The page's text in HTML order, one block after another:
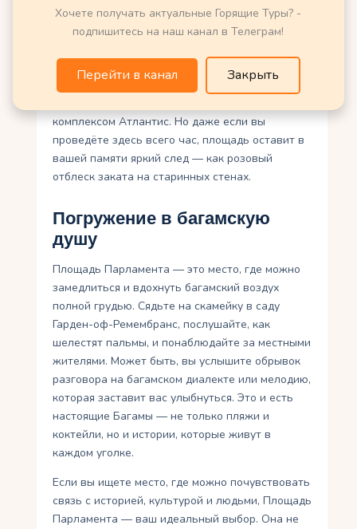
Для многих Площадь Парламента становится
приключения. Отсюда легко отправиться к
пляжам Кейбл-Бич, в подводный мир рифов или
комплексом Атлантис. Но даже если вы
проведёте здесь всего час, площадь оставит в
вашей памяти яркий след — как розовый
отблеск заката на старинных стенах.
Погружение в багамскую
душу
Площадь Парламента — это место, где можно
замедлиться и вдохнуть багамский воздух
полной грудью. Сядьте на скамейку в саду
Гарден-оф-Ремембранс, послушайте, как
шелестят пальмы, и понаблюдайте за местными
жителями. Может быть, вы услышите обрывок
разговора на багамском диалекте или мелодию,
которая заставит вас улыбнуться. Это и есть
настоящие Багамы — не только пляжи и
коктейли, но и истории, которые живут в
каждом уголке.
Если вы ищете место, где можно почувствовать
связь с историей, культурой и людьми, Площадь
Парламента — ваш идеальный выбор. Она не
Хочете получать актуальные Горящие Туры? -
подпишитесь на наш канал в Телеграм!
Перейти в канал Закрыть